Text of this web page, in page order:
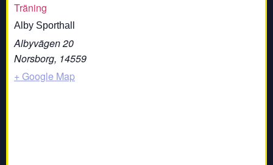
Träning
Alby Sporthall
Albyvägen 20
Norsborg, 14559
+ Google Map